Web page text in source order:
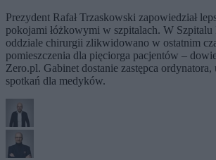
Prezydent Rafał Trzaskowski zapowiedział
pokojami łóżkowymi w szpitalach. W Szpitalu
oddziale chirurgii zlikwidowano w ostatnim
pomieszczenia dla pięciorga pacjentów –
Zero.pl. Gabinet dostanie zastępca
spotkań dla medyków.